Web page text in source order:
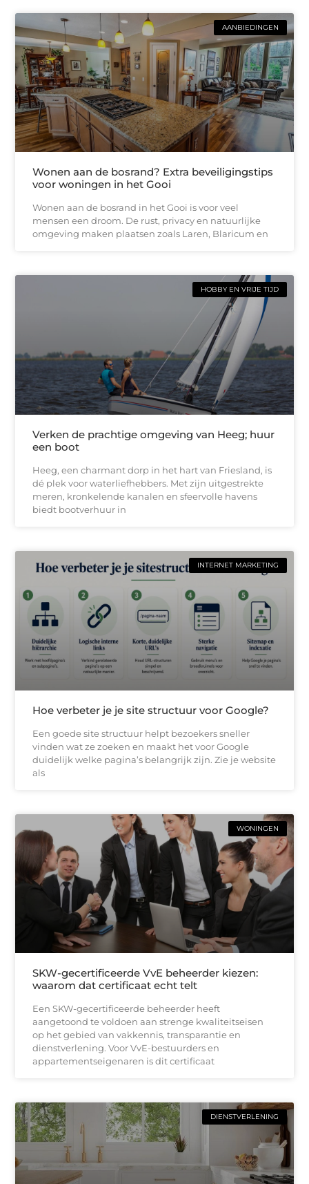
AANBIEDINGEN
Wonen aan de bosrand? Extra beveiligingstips
voor woningen in het Gooi
Wonen aan de bosrand in het Gooi is voor veel
mensen een droom. De rust, privacy en natuurlijke
omgeving maken plaatsen zoals Laren, Blaricum en
HOBBY EN VRIJE TIJD
Verken de prachtige omgeving van Heeg; huur
een boot
Heeg, een charmant dorp in het hart van Friesland, is
dé plek voor waterliefhebbers. Met zijn uitgestrekte
meren, kronkelende kanalen en sfeervolle havens
biedt bootverhuur in
INTERNET MARKETING
Hoe verbeter je je site structuur voor Google?
Een goede site structuur helpt bezoekers sneller
vinden wat ze zoeken en maakt het voor Google
duidelijk welke pagina’s belangrijk zijn. Zie je website
als
WONINGEN
SKW-gecertificeerde VvE beheerder kiezen:
waarom dat certificaat echt telt
Een SKW-gecertificeerde beheerder heeft
aangetoond te voldoen aan strenge kwaliteitseisen
op het gebied van vakkennis, transparantie en
dienstverlening. Voor VvE-bestuurders en
appartementseigenaren is dit certificaat
DIENSTVERLENING